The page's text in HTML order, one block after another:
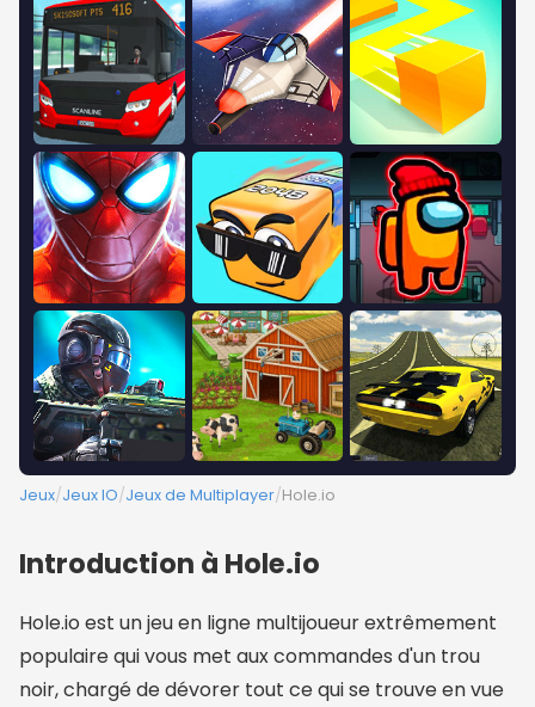
Jeux/Jeux IO/Jeux de Multiplayer/Hole.io
Introduction à Hole.io
Hole.io est un jeu en ligne multijoueur extrêmement
populaire qui vous met aux commandes d'un trou
noir, chargé de dévorer tout ce qui se trouve en vue